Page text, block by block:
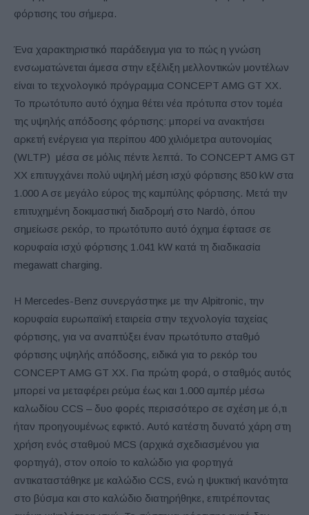
φόρτισης του σήμερα.
Ένα χαρακτηριστικό παράδειγμα για το πώς η γνώση
ενσωματώνεται άμεσα στην εξέλιξη μελλοντικών μοντέλων
είναι το τεχνολογικό πρόγραμμα CONCEPT AMG GT XX.
Το πρωτότυπο αυτό όχημα θέτει νέα πρότυπα στον τομέα
της υψηλής απόδοσης φόρτισης: μπορεί να ανακτήσει
αρκετή ενέργεια για περίπου 400 χιλιόμετρα αυτονομίας
(WLTP) μέσα σε μόλις πέντε λεπτά. Το CONCEPT AMG GT
XX επιτυγχάνει πολύ υψηλή μέση ισχύ φόρτισης 850 kW στα
1.000 A σε μεγάλο εύρος της καμπύλης φόρτισης. Μετά την
επιτυχημένη δοκιμαστική διαδρομή στο Nardò, όπου
σημείωσε ρεκόρ, το πρωτότυπο αυτό όχημα έφτασε σε
κορυφαία ισχύ φόρτισης 1.041 kW κατά τη διαδικασία
megawatt charging.
Η Mercedes-Benz συνεργάστηκε με την Alpitronic, την
κορυφαία ευρωπαϊκή εταιρεία στην τεχνολογία ταχείας
φόρτισης, για να αναπτύξει έναν πρωτότυπο σταθμό
φόρτισης υψηλής απόδοσης, ειδικά για το ρεκόρ του
CONCEPT AMG GT XX. Για πρώτη φορά, ο σταθμός αυτός
μπορεί να μεταφέρει ρεύμα έως και 1.000 αμπέρ μέσω
καλωδίου CCS – δυο φορές περισσότερο σε σχέση με ό,τι
ήταν προηγουμένως εφικτό. Αυτό κατέστη δυνατό χάρη στη
χρήση ενός σταθμού MCS (αρχικά σχεδιασμένου για
φορτηγά), στον οποίο το καλώδιο για φορτηγά
αντικαταστάθηκε με καλώδιο CCS, ενώ η ψυκτική ικανότητα
στο βύσμα και στο καλώδιο διατηρήθηκε, επιτρέποντας